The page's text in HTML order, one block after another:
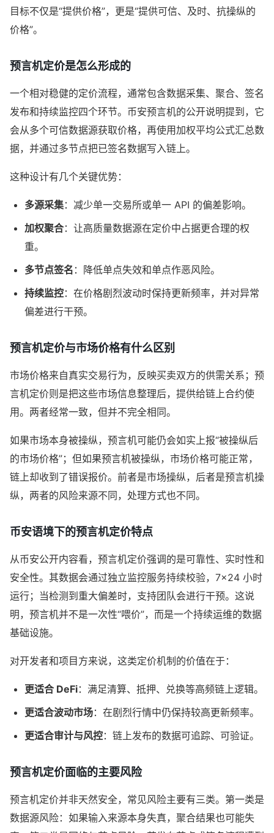
目标不仅是“提供价格”，更是“提供可信、及时、抗操纵的
价格”。
预言机定价是怎么形成的
一个相对稳健的定价流程，通常包含数据采集、聚合、签名
发布和持续监控四个环节。币安预言机的公开说明提到，它
会从多个可信数据源获取价格，再使用加权平均公式汇总数
据，并通过多节点把已签名数据写入链上。
这种设计有几个关键优势：
多源采集：减少单一交易所或单一 API 的偏差影响。
加权聚合：让高质量数据源在定价中占据更合理的权
重。
多节点签名 ：降低单点失效和单点作恶风险。
持续监控：在价格剧烈波动时保持更新频率，并对异常
偏差进行干预。
预言机定价与市场价格有什么区别
市场价格来自真实交易行为，反映买卖双方的供需关系；预
言机定价则是把这些市场信息整理后，提供给链上合约使
用。两者经常一致，但并不完全相同。
如果市场本身被操纵，预言机可能仍会如实上报“被操纵后
的市场价格”；但如果预言机被操纵，市场价格可能正常，
链上却收到了错误报价。前者是市场操纵，后者是预言机操
纵，两者的风险来源不同，处理方式也不同。
币安语境下的预言机定价特点
从币安公开内容看，预言机定价强调的是可靠性、实时性和
安全性。其数据会通过独立监控服务持续校验，7×24 小时
运行；当检测到重大偏差时，支持团队会进行干预。这说
明，预言机并不是一次性“喂价”，而是一个持续运维的数据
基础设施。
对开发者和项目方来说，这类定价机制的价值在于：
更适合 DeFi：满足清算、抵押、兑换等高频链上逻辑。
更适合波动市场：在剧烈行情中仍保持较高更新频率。
更适合审计与风控：链上发布的数据可追踪、可验证。
预言机定价面临的主要风险
预言机定价并非天然安全，常见风险主要有三类。第一类是
数据源风险：如果输入来源本身失真，聚合结果也可能失